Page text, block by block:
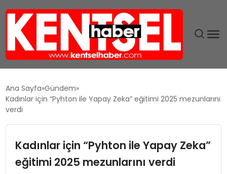
GÜNDEM
EĞITIM
Ana Sayfa Gündem
Kadınlar için “Pyhton ile Yapay Zeka” eğitimi 2025 mezunlarını
verdi
Kadınlar için “Pyhton ile Yapay Zeka”
eğitimi 2025 mezunlarını verdi